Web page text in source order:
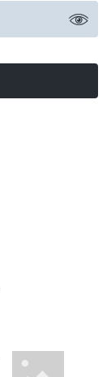
Express web stranica
Visa web stranica